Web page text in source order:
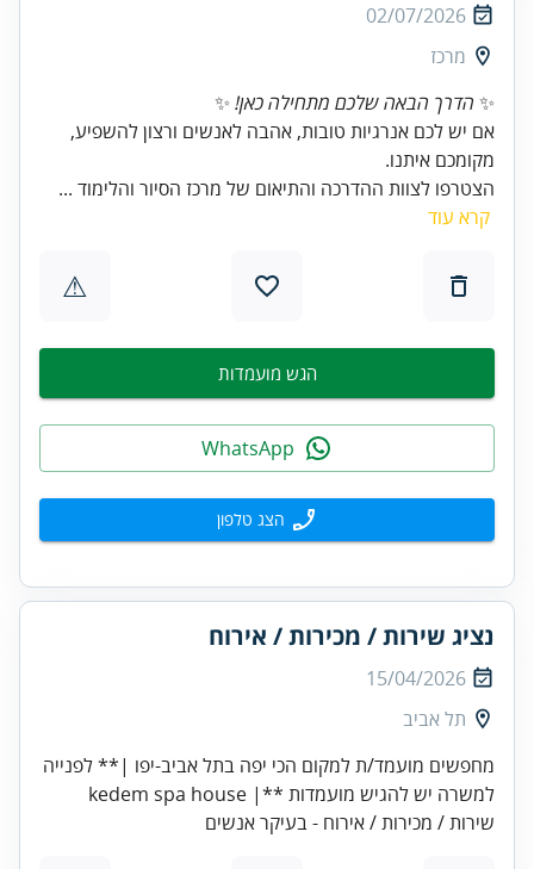
02/07/2026
מרכז
✨ הדרך הבאה שלכם מתחילה כאן! ✨
אם יש לכם אנרגיות טובות, אהבה לאנשים ורצון להשפיע,
מקומכם איתנו.
הצטרפו לצוות ההדרכה והתיאום של מרכז הסיור והלימוד ...
קרא עוד
⚠
הגש מועמדות
הצג טלפון
נציג שירות / מכירות / אירוח
15/04/2026
תל אביב
מחפשים מועמד/ת למקום הכי יפה בתל אביב-יפו |** לפנייה
למשרה יש להגיש מועמדות **| kedem spa house
שירות / מכירות / אירוח - בעיקר אנשים